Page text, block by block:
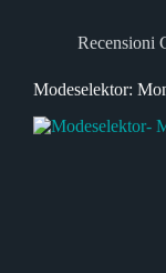
Recensioni
Modeselektor: